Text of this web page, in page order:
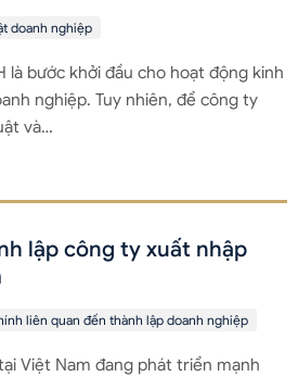
doanh nghiệp
là bước khởi đầu cho hoạt động kinh
nghiệp. Tuy nhiên, để công ty
và…
lập công ty xuất nhập
liên quan đến thành lập doanh nghiệp
Việt Nam đang phát triển mạnh